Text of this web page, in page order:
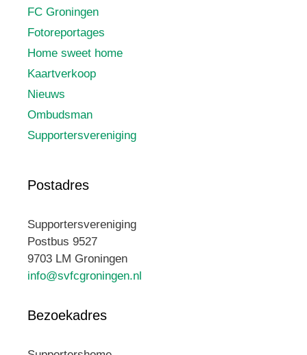
FC Groningen
Fotoreportages
Home sweet home
Kaartverkoop
Nieuws
Ombudsman
Supportersvereniging
Postadres
Supportersvereniging
Postbus 9527
9703 LM Groningen
info@svfcgroningen.nl
Bezoekadres